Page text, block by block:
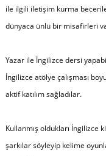
ile ilgili iletişim kurma
dünyaca ünlü bir misafirleri
Yazar ile İngilizce dersi
İngilizce atölye çalışması
aktif katılım sağladılar.
Kullanmış oldukları İngilizce
şarkılar söyleyip kelime